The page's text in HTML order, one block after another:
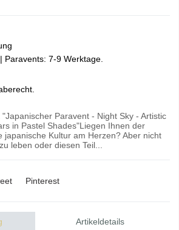
Paravents: 7-9 Werktage.
Paravent - Night Sky - Artistic
in Pastel Shades"Liegen Ihnen der
japanische Kultur am Herzen? Aber nicht
leben oder diesen Teil...
Pinterest
Artikeldetails